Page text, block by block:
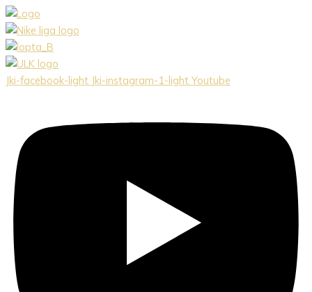
Preskočiť
na
obsah
Jki-facebook-light Jki-instagram-1-light Youtube